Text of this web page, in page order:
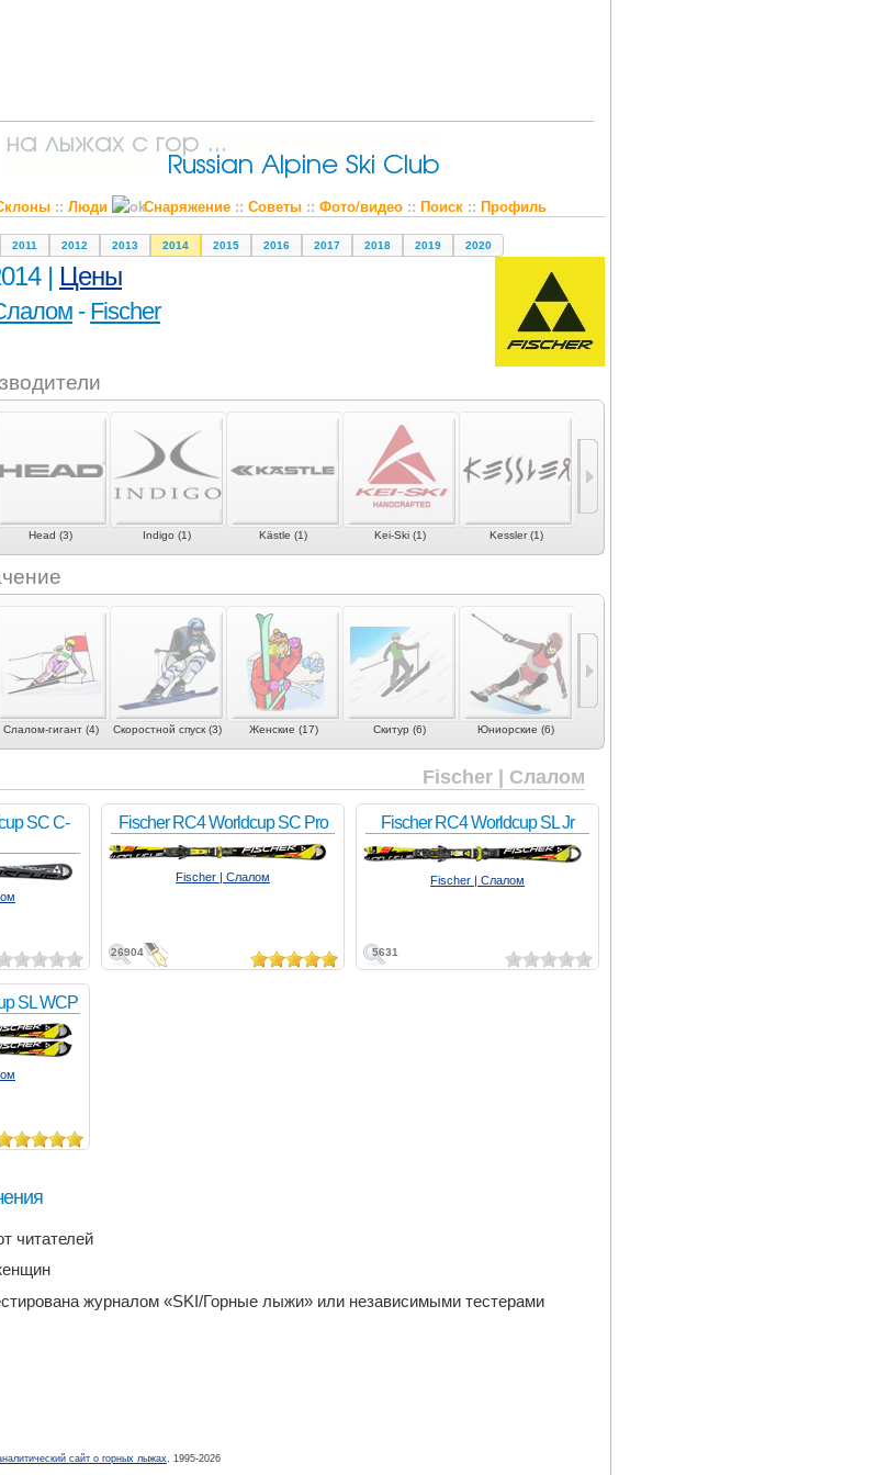
:: Люди Снаряжение:: Советы:: Фото/видео:: Поиск:: Профиль
2011 2012 2013 2014 2015 2016 2017 2018 2019 2020
| Цены
- Fischer
Head (3) Indigo (1) Kästle (1) Kei-Ski (1) Kessler (1)
Слалом-гигант (4) Скоростной спуск (3) Женские (17) Скитур (6) Юниорские (6)
Fischer | Слалом
SC C-
26904
Fischer RC4 Worldcup SC Pro
Fischer | Слалом
5631
Fischer RC4 Worldcup SL Jr
Fischer | Слалом
SL WCP
читателей
журналом «SKI/Горные лыжи» или независимыми тестерами
сайт о горных лыжах, 1995-2026